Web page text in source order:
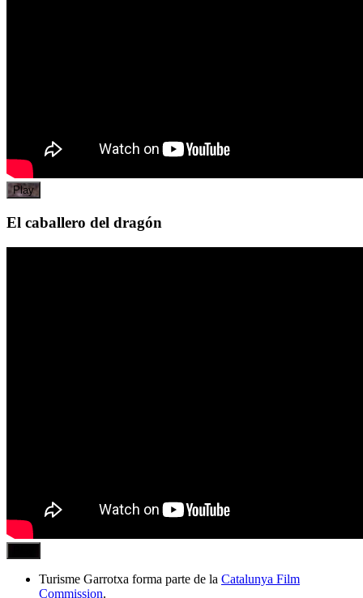
Play
El caballero del dragón
Turisme Garrotxa forma parte de la Catalunya Film
Commission.